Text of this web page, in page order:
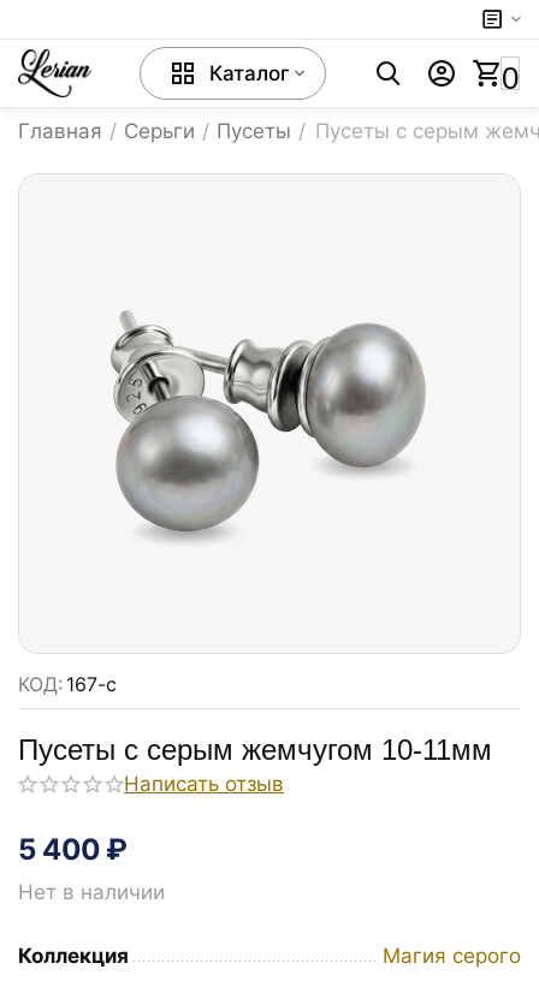
Каталог 0
Главная / Серьги / Пусеты / Пусеты с серым
КОД: 167-с
Пусеты с серым жемчугом 10-11мм
Написать отзыв
5 400 ₽
Нет в наличии
Коллекция Магия серого